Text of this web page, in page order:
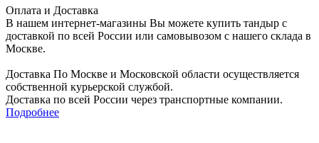
Оплата и Доставка
В нашем интернет-магазины Вы можете купить тандыр с
доставкой по всей России или самовывозом с нашего склада в
Москве.
Доставка По Москве и Московской области осуществляется
собственной курьерской службой.
Доставка по всей России через транспортные компании.
Подробнее